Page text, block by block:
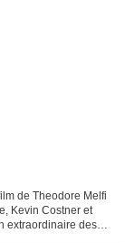
de Theodore Melfi
Kevin Costner et
extraordinaire des